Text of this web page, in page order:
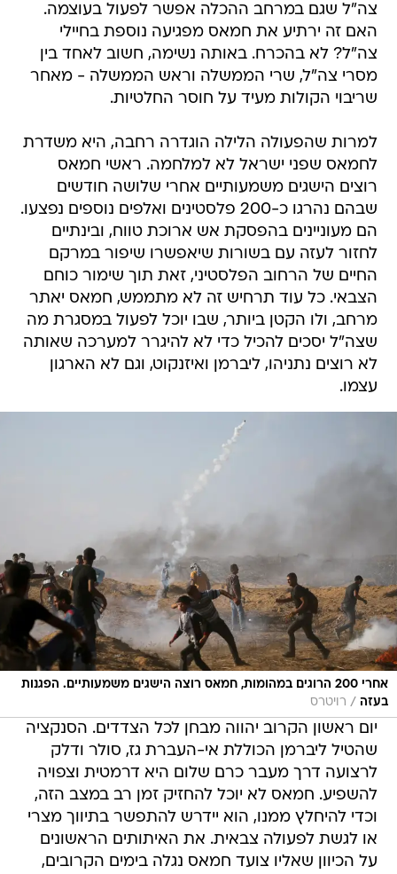
צה"ל שגם במרחב ההכלה אפשר לפעול בעוצמה.
האם זה ירתיע את חמאס מפגיעה נוספת בחיילי
צה"ל? לא בהכרח. באותה נשימה, חשוב לאחד בין
מסרי צה"ל, שרי הממשלה וראש הממשלה - מאחר
שריבוי הקולות מעיד על חוסר החלטיות.
למרות שהפעולה הלילה הוגדרה רחבה, היא משדרת
לחמאס שפני ישראל לא למלחמה. ראשי חמאס
רוצים הישגים משמעותיים אחרי שלושה חודשים
שבהם נהרגו כ-200 פלסטינים ואלפים נוספים נפצעו.
הם מעוניינים בהפסקת אש ארוכת טווח, ובינתיים
לחזור לעזה עם בשורות שיאפשרו שיפור במרקם
החיים של הרחוב הפלסטיני, זאת תוך שימור כוחם
הצבאי. כל עוד תרחיש זה לא מתממש, חמאס יאתר
מרחב, ולו הקטן ביותר, שבו יוכל לפעול במסגרת מה
שצה"ל יסכים להכיל כדי לא להיגרר למערכה שאותה
לא רוצים נתניהו, ליברמן ואיזנקוט, וגם לא הארגון
עצמו.
אחרי 200 הרוגים במהומות, חמאס רוצה הישגים משמעותיים. הפגנות
בעזה / רויטרס
יום ראשון הקרוב יהווה מבחן לכל הצדדים. הסנקציה
שהטיל ליברמן הכוללת אי-העברת גז, סולר ודלק
לרצועה דרך מעבר כרם שלום היא דרמטית וצפויה
להשפיע. חמאס לא יוכל להחזיק זמן רב במצב הזה,
וכדי להיחלץ ממנו, הוא יידרש להתפשר בתיווך מצרי
או לגשת לפעולה צבאית. את האיתותים הראשונים
על הכיוון שאליו צועד חמאס נגלה בימים הקרובים,